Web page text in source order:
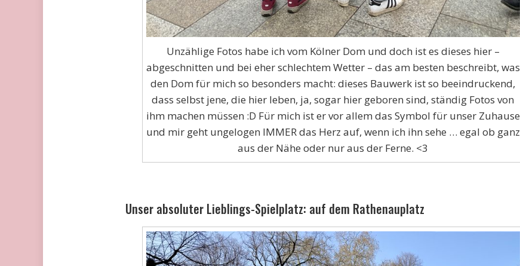
Unzählige Fotos habe ich vom Kölner Dom und doch ist es dieses hier –
abgeschnitten und bei eher schlechtem Wetter – das am besten beschreibt, was
den Dom für mich so besonders macht: dieses Bauwerk ist so beeindruckend,
dass selbst jene, die hier leben, ja, sogar hier geboren sind, ständig Fotos von
ihm machen müssen :D Für mich ist er vor allem das Symbol für unser Zuhause
und mir geht ungelogen IMMER das Herz auf, wenn ich ihn sehe … egal ob ganz
aus der Nähe oder nur aus der Ferne. <3
Unser absoluter Lieblings-Spielplatz: auf dem Rathenauplatz